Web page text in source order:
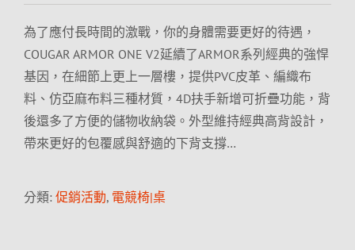
為了應付長時間的激戰，你的身體需要更好的待遇，
COUGAR ARMOR ONE V2延續了ARMOR系列經典的強悍
基因，在細節上更上一層樓，提供PVC皮革、編織布
料、仿亞麻布料三種材質，4D扶手新增可折疊功能，背
後還多了方便的儲物收納袋。外型維持經典高背設計，
帶來更好的包覆感與舒適的下背支撐…
分類: 促銷活動, 電競椅|桌